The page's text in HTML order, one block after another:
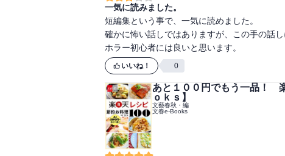
一気に読みました。
短編集という事で、一気に読めました。
確かに怖い話しではありますが、この手の話
ホラー初心者には良いと思います。
いいね！ 0
あと１００円でもう一品！
ｏｋｓ】
文藝春秋・編
文春e-Books